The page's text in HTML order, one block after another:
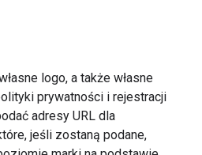
logo, a także własne
prywatności i rejestracji
adresy URL dla
jeśli zostaną podane,